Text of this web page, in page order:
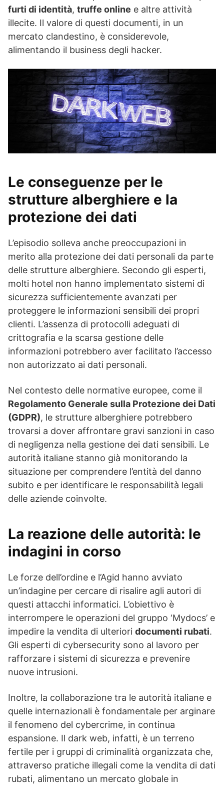
furti di identità, truffe online e altre attività
illecite. Il valore di questi documenti, in un
mercato clandestino, è considerevole,
alimentando il business degli hacker.
Le conseguenze per le
strutture alberghiere e la
protezione dei dati
L’episodio solleva anche preoccupazioni in
merito alla protezione dei dati personali da parte
delle strutture alberghiere. Secondo gli esperti,
molti hotel non hanno implementato sistemi di
sicurezza sufficientemente avanzati per
proteggere le informazioni sensibili dei propri
clienti. L’assenza di protocolli adeguati di
crittografia e la scarsa gestione delle
informazioni potrebbero aver facilitato l’accesso
non autorizzato ai dati personali.
Nel contesto delle normative europee, come il
Regolamento Generale sulla Protezione dei Dati
(GDPR), le strutture alberghiere potrebbero
trovarsi a dover affrontare gravi sanzioni in caso
di negligenza nella gestione dei dati sensibili. Le
autorità italiane stanno già monitorando la
situazione per comprendere l’entità del danno
subito e per identificare le responsabilità legali
delle aziende coinvolte.
La reazione delle autorità: le
indagini in corso
Le forze dell’ordine e l’Agid hanno avviato
un’indagine per cercare di risalire agli autori di
questi attacchi informatici. L’obiettivo è
interrompere le operazioni del gruppo ‘Mydocs’ e
impedire la vendita di ulteriori documenti rubati.
Gli esperti di cybersecurity sono al lavoro per
rafforzare i sistemi di sicurezza e prevenire
nuove intrusioni.
Inoltre, la collaborazione tra le autorità italiane e
quelle internazionali è fondamentale per arginare
il fenomeno del cybercrime, in continua
espansione. Il dark web, infatti, è un terreno
fertile per i gruppi di criminalità organizzata che,
attraverso pratiche illegali come la vendita di dati
rubati, alimentano un mercato globale in